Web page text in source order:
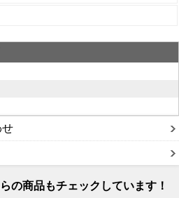
せ
の商品もチェックしています！